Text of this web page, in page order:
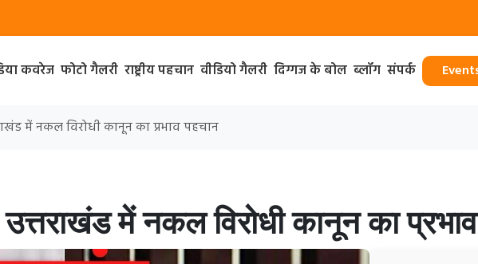
कवरेज फोटो गैलरी राष्ट्रीय पहचान वीडियो गैलरी दिग्गज के बोल ब्लॉग संपर्क
में नकल विरोधी कानून का प्रभाव पहचान
में नकल विरोधी कानून का प्रभाव